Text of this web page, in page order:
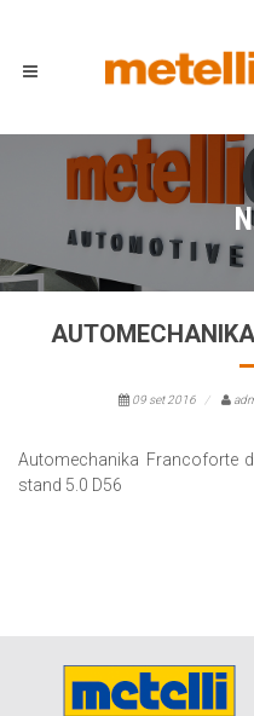
09 set 2016
Automechanika Francoforte
stand 5.0 D56